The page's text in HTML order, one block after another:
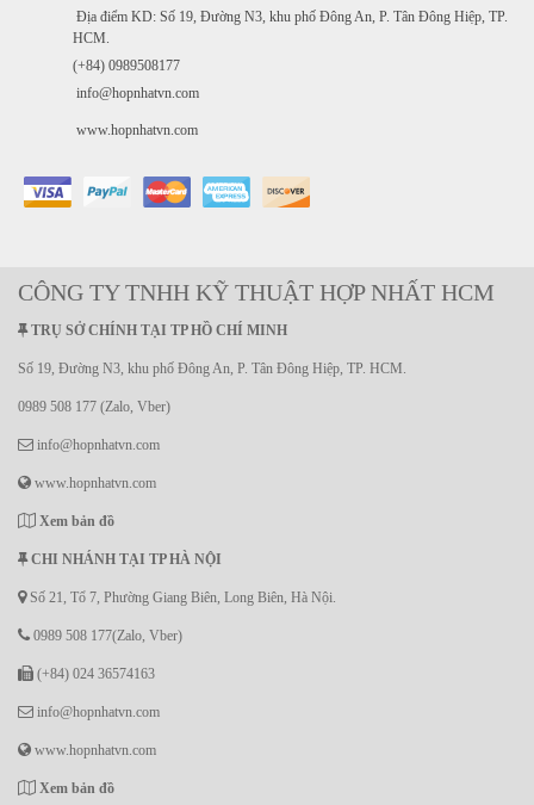
Địa điểm KD: Số 19, Đường N3, khu phố Đông An, P. Tân Đông Hiệp, TP.
HCM.
(+84) 0989508177
info@hopnhatvn.com
www.hopnhatvn.com
CÔNG TY TNHH KỸ THUẬT HỢP NHẤT HCM
TRỤ SỞ CHÍNH TẠI TP HỒ CHÍ MINH
Số 19, Đường N3, khu phố Đông An, P. Tân Đông Hiệp, TP. HCM.
0989 508 177 (Zalo, Vber)
info@hopnhatvn.com
www.hopnhatvn.com
Xem bản đồ
CHI NHÁNH TẠI TP HÀ NỘI
Số 21, Tổ 7, Phường Giang Biên, Long Biên, Hà Nội.
0989 508 177(Zalo, Vber)
(+84) 024 36574163
info@hopnhatvn.com
www.hopnhatvn.com
Xem bản đồ